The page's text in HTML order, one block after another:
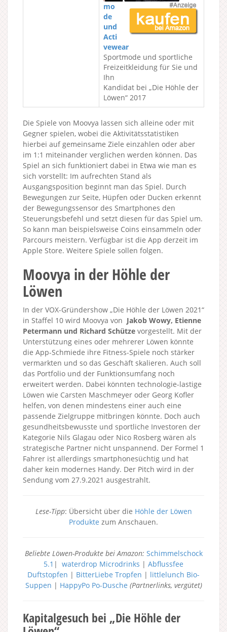
mo
de
und
Acti
vewear
Sportmode und sportliche
Freizeitkleidung für Sie und
Ihn
Kandidat bei „Die Höhle der
Löwen“ 2017
Die Spiele von Moovya lassen sich alleine oder mit
Gegner spielen, wobei die Aktivitätsstatistiken
hierbei auf gemeinsame Ziele einzahlen oder aber
im 1:1 miteinander verglichen werden können. Das
Spiel an sich funktioniert dabei in Etwa wie man es
sich vorstellt: Im aufrechten Stand als
Ausgangsposition beginnt man das Spiel. Durch
Bewegungen zur Seite, Hüpfen oder Ducken erkennt
der Bewegungssensor des Smartphones den
Steuerungsbefehl und setzt diesen für das Spiel um.
So kann man beispielsweise Coins einsammeln oder
Parcours meistern. Verfügbar ist die App derzeit im
Apple Store. Weitere Spiele sollen folgen.
Moovya in der Höhle der
Löwen
In der VOX-Gründershow „Die Höhle der Löwen 2021“
in Staffel 10 wird Moovya von Jakob Wowy, Etienne
Petermann und Richard Schütze vorgestellt. Mit der
Unterstützung eines oder mehrerer Löwen könnte
die App-Schmiede ihre Fitness-Spiele noch stärker
vermarkten und so das Geschäft skalieren. Auch soll
das Portfolio und der Funktionsumfang noch
erweitert werden. Dabei könnten technologie-lastige
Löwen wie Carsten Maschmeyer oder Georg Kofler
helfen, von denen mindestens einer auch eine
passende Zielgruppe mitbringen könnte. Doch auch
gesundheitsbewusste und sportliche Investoren der
Kategorie Nils Glagau oder Nico Rosberg wären als
strategische Partner nicht unspannend. Der Formel 1
Fahrer ist allerdings smartphonesüchtig und hat
daher kein modernes Handy. Der Pitch wird in der
Sendung vom 27.9.2021 ausgestrahlt.
Lese-Tipp: Übersicht über die Höhle der Löwen
Produkte zum Anschauen.
Beliebte Löwen-Produkte bei Amazon: Schimmelschock
5.1 | waterdrop Microdrinks | Abflussfee
Duftstopfen | BitterLiebe Tropfen | littlelunch Bio-
Suppen | HappyPo Po-Dusche (Partnerlinks, vergütet)
Kapitalgesuch bei „Die Höhle der